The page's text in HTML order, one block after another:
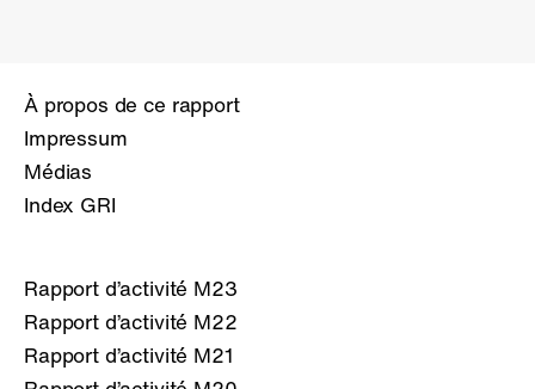
À propos de ce rapport
Impressum
Médias
Index GRI
Rapport d’activité M23
Rapport d’activité M22
Rapport d’activité M21